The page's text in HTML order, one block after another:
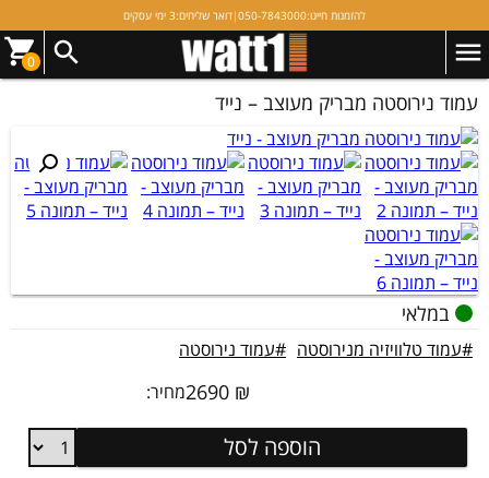
להזמנות חייגו:050-7843000
|דואר שליחים:3 ימי עסקים
0
עמוד נירוסטה מבריק מעוצב – נייד
במלאי
#עמוד טלוויזיה מנירוסטה #עמוד נירוסטה
מחיר:2690 ₪
עמוד
נירוסטה
הוספה לסל